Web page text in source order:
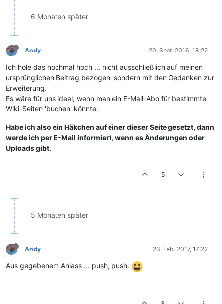
6 Monaten später
Andy 20. Sept. 2016, 18:22
Ich hole das nochmal hoch ... nicht ausschließlich auf meinen
ursprünglichen Beitrag bezogen, sondern mit den Gedanken zur
Erweiterung.
Es wäre für uns ideal, wenn man ein E-Mail-Abo für bestimmte
Wiki-Seiten 'buchen' könnte.
Habe ich also ein Häkchen auf einer dieser Seite gesetzt, dann
werde ich per E-Mail informiert, wenn es Änderungen oder
Uploads gibt.
5
5 Monaten später
Andy 23. Feb. 2017, 17:22
Aus gegebenem Anlass ... push, push.